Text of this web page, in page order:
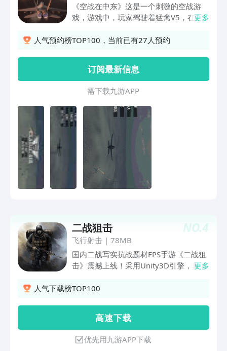
《空战在中东》这是一个刺激的空战游
戏，游戏中，玩家驾驶着猛禽V5，在空
扫射，直至将敌机打落为止，来吧，加入
更多
人气预约榜TOP100，当前已有27人预约
订阅最新信息
需 下 载 九 游 A P P
NO.4
二战狙击
飞行射击| 78MB
国内二战写实抗战题材FPS手游《二战狙
击》震撼上线！采用Unity3D引擎，真实
火纷飞！酷炫的武器外观和击杀特效让你
更多
人气下载榜TOP100
高 速 下 载
优先用九游APP下载